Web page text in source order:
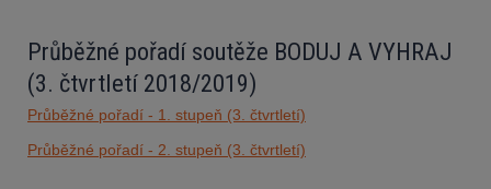
10. Petr Molek 7.B 101
Průběžné pořadí soutěže BODUJ A VYHRAJ
(3. čtvrtletí 2018/2019)
Průběžné pořadí - 1. stupeň (3. čtvrtletí)
Průběžné pořadí - 2. stupeň (3. čtvrtletí)